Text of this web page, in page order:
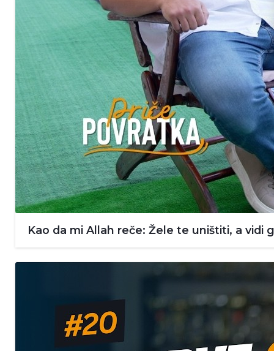
Kao da mi Allah reče: Žele te uništiti, a vidi